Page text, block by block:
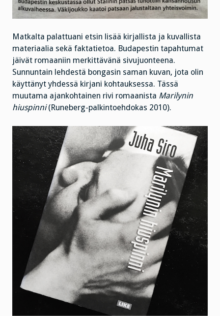
Matkalta palattuani etsin lisää kirjallista ja kuvallista
materiaalia sekä faktatietoa. Budapestin tapahtumat
jäivät romaaniin merkittävänä sivujuonteena.
Sunnuntain lehdestä bongasin saman kuvan, jota olin
käyttänyt yhdessä kirjani kohtauksessa. Tässä
muutama ajankohtainen rivi romaanista Marilynin
hiuspinni(Runeberg-palkintoehdokas 2010).